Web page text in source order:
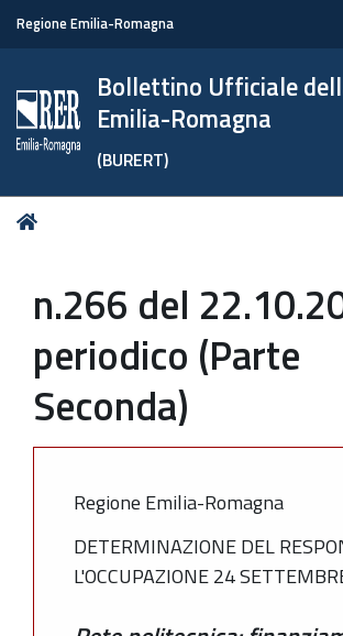
Regione Emilia-Romagna
Bollettino Ufficiale
Emilia-Romagna
(BURERT)
Tu
n.266 del
periodico (Parte
Seconda)
Regione Emilia-Romagna
DETERMINAZIONE DEL
L'OCCUPAZIONE 24